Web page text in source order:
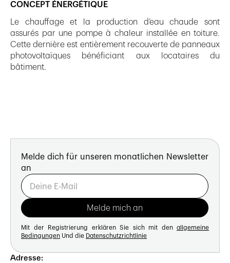
CONCEPT ÉNERGÉTIQUE
Le chauffage et la production d’eau chaude sont
assurés par une pompe à chaleur installée en toiture.
Cette dernière est entièrement recouverte de panneaux
photovoltaïques bénéficiant aux locataires du
bâtiment.
Melde dich für unseren monatlichen Newsletter
an
Mit der Registrierung erklären Sie sich mit den allgemeine
Bedingungen Und die Datenschutzrichtlinie
Adresse: